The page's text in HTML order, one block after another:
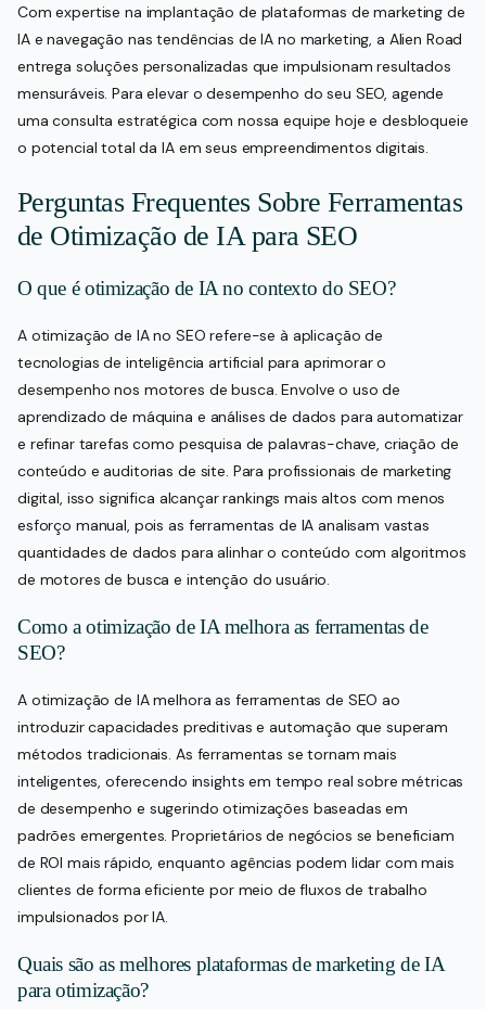
Com expertise na implantação de plataformas de marketing de
IA e navegação nas tendências de IA no marketing, a Alien Road
entrega soluções personalizadas que impulsionam resultados
mensuráveis. Para elevar o desempenho do seu SEO, agende
uma consulta estratégica com nossa equipe hoje e desbloqueie
o potencial total da IA em seus empreendimentos digitais.
Perguntas Frequentes Sobre Ferramentas
de Otimização de IA para SEO
O que é otimização de IA no contexto do SEO?
A otimização de IA no SEO refere-se à aplicação de
tecnologias de inteligência artificial para aprimorar o
desempenho nos motores de busca. Envolve o uso de
aprendizado de máquina e análises de dados para automatizar
e refinar tarefas como pesquisa de palavras-chave, criação de
conteúdo e auditorias de site. Para profissionais de marketing
digital, isso significa alcançar rankings mais altos com menos
esforço manual, pois as ferramentas de IA analisam vastas
quantidades de dados para alinhar o conteúdo com algoritmos
de motores de busca e intenção do usuário.
Como a otimização de IA melhora as ferramentas de
SEO?
A otimização de IA melhora as ferramentas de SEO ao
introduzir capacidades preditivas e automação que superam
métodos tradicionais. As ferramentas se tornam mais
inteligentes, oferecendo insights em tempo real sobre métricas
de desempenho e sugerindo otimizações baseadas em
padrões emergentes. Proprietários de negócios se beneficiam
de ROI mais rápido, enquanto agências podem lidar com mais
clientes de forma eficiente por meio de fluxos de trabalho
impulsionados por IA.
Quais são as melhores plataformas de marketing de IA
para otimização?